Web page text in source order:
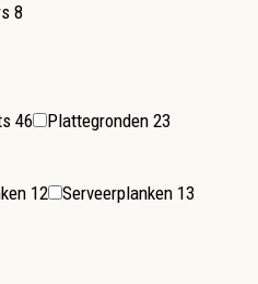
8
46 Plattegronden 23
12 Serveerplanken 13